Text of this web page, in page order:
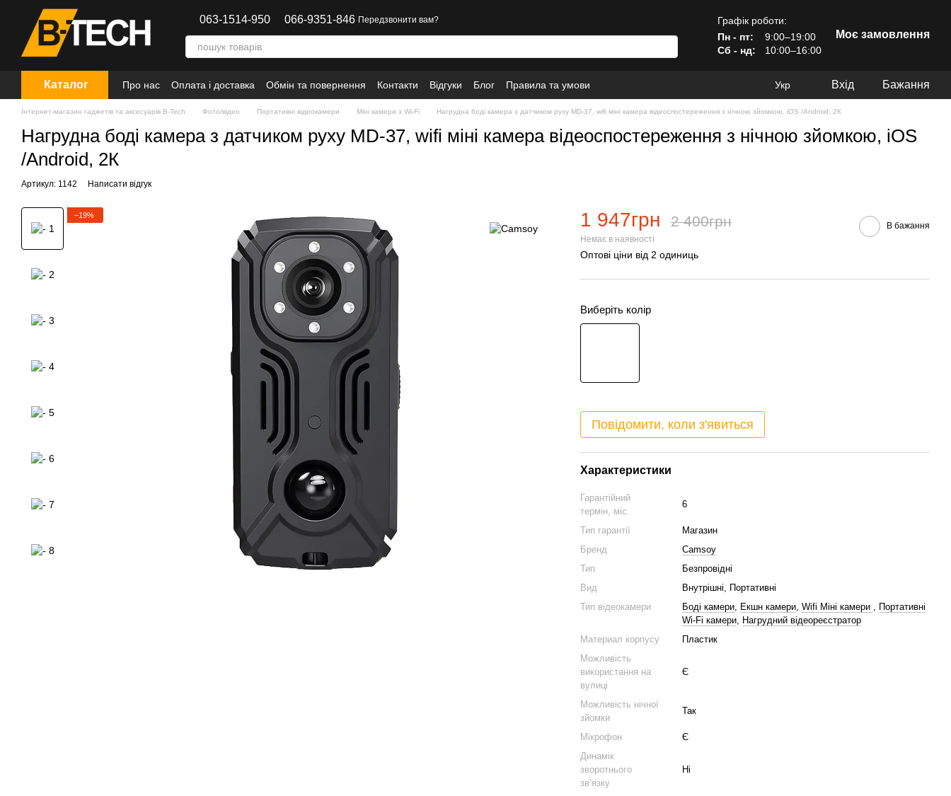
Перейти до основного контенту
063-1514-950 066-9351-846 Передзвонити вам?
Графік роботи:
Пн - пт:
9:00–19:00
Сб - нд:
10:00–16:00
Моє замовлення
Каталог Про нас Оплата і доставка Обмін та повернення Контакти Відгуки Блог Правила та умови Укр Вхід Бажання
Інтернет-магазин гаджетів та аксесуарів B-Tech Фото/відео Портативні відеокамери Міні камери з Wi-Fi Нагрудна боді камера з датчиком руху MD-37, wifi міні камера відеоспостереження з нічною зйомкою, iOS /Android, 2К
Нагрудна боді камера з датчиком руху MD-37, wifi міні камера відеоспостереження з нічною зйомкою, iOS
/Android, 2К
Артикул: 1142 Написати відгук
−19% 1 947грн 2 400грн
Немає в наявності
В бажання
Оптові ціни від 2 одиниць
Виберіть колір
Повідомити, коли з'явиться
Характеристики
Гарантійний
термін, міс.
6
Тип гарантії
Магазин
Бренд
Camsoy
Тип
Безпровідні
Вид
Внутрішні, Портативні
Тип відеокамери
Боді камери, Екшн камери,Wifi Міні камери , Портативні
Wi-Fi камери, Нагрудний відеореєстратор
Материал корпусу
Пластик
Можливість
використання на
вулиці
Є
Можливість нічної
зйомки
Так
Мікрофон
Є
Динамік
зворотнього
звʼязку
Ні